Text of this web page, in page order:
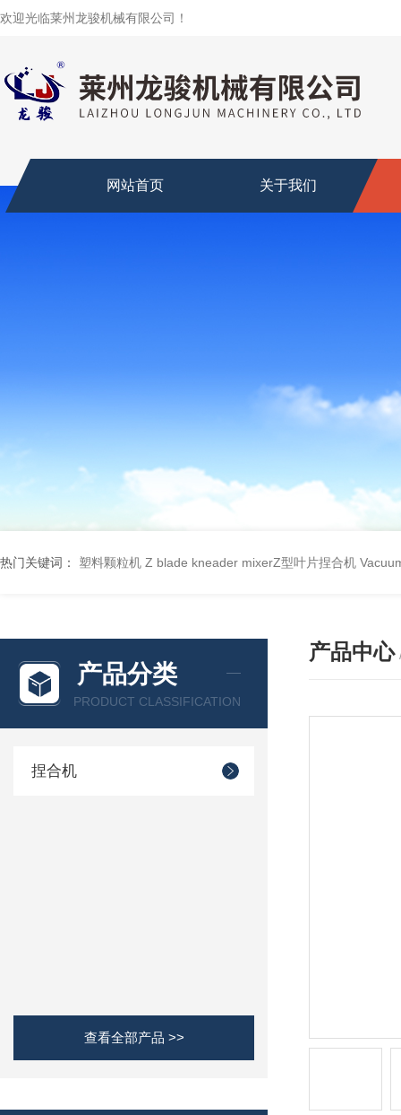
欢迎光临莱州龙骏机械有限公司！
网站首页 关于我们
热门关键词： 塑料颗粒机 Z blade kneader mixerZ型叶片捏合机
产品分类
PRODUCT CLASSIFICATION
捏合机
查看全部产品 >>
产品中心